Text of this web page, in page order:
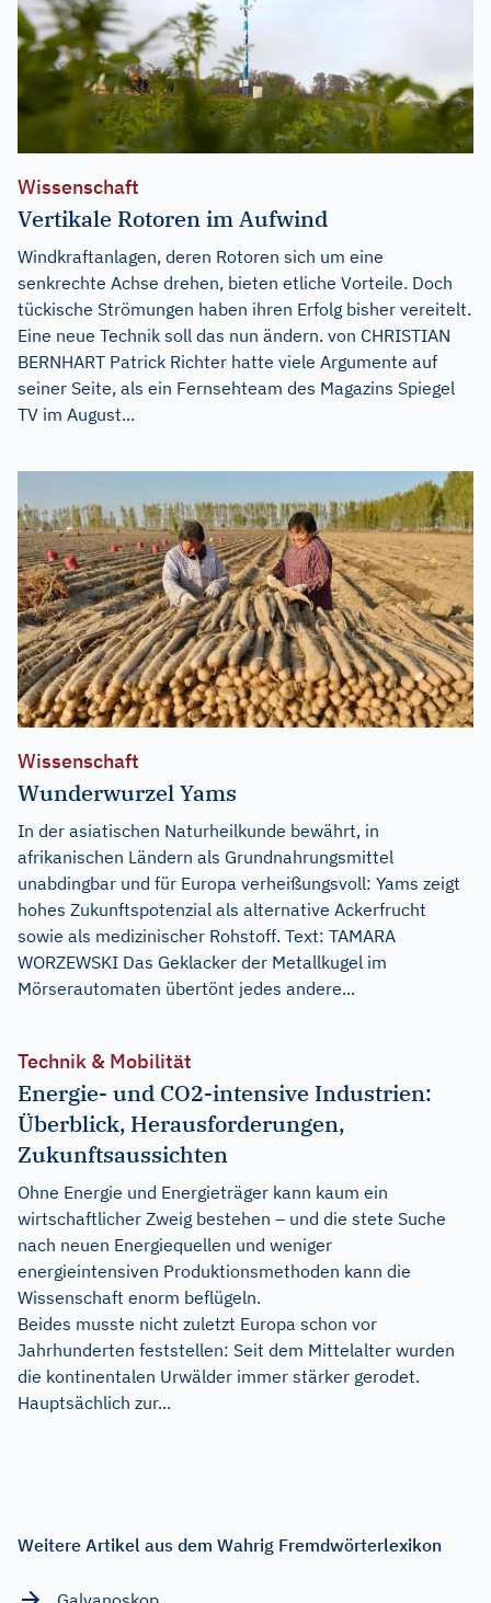
Wissenschaft
Vertikale Rotoren im Aufwind
Windkraftanlagen, deren Rotoren sich um eine
senkrechte Achse drehen, bieten etliche Vorteile. Doch
tückische Strömungen haben ihren Erfolg bisher vereitelt.
Eine neue Technik soll das nun ändern. von CHRISTIAN
BERNHART Patrick Richter hatte viele Argumente auf
seiner Seite, als ein Fernsehteam des Magazins Spiegel
TV im August...
Wissenschaft
Wunderwurzel Yams
In der asiatischen Naturheilkunde bewährt, in
afrikanischen Ländern als Grundnahrungsmittel
unabdingbar und für Europa verheißungsvoll: Yams zeigt
hohes Zukunftspotenzial als alternative Ackerfrucht
sowie als medizinischer Rohstoff. Text: TAMARA
WORZEWSKI Das Geklacker der Metallkugel im
Mörserautomaten übertönt jedes andere...
Technik & Mobilität
Energie- und CO2-intensive Industrien:
Überblick, Herausforderungen,
Zukunftsaussichten
Ohne Energie und Energieträger kann kaum ein
wirtschaftlicher Zweig bestehen – und die stete Suche
nach neuen Energiequellen und weniger
energieintensiven Produktionsmethoden kann die
Wissenschaft enorm beflügeln.
Beides musste nicht zuletzt Europa schon vor
Jahrhunderten feststellen: Seit dem Mittelalter wurden
die kontinentalen Urwälder immer stärker gerodet.
Hauptsächlich zur...
Weitere Artikel aus dem Wahrig Fremdwörterlexikon